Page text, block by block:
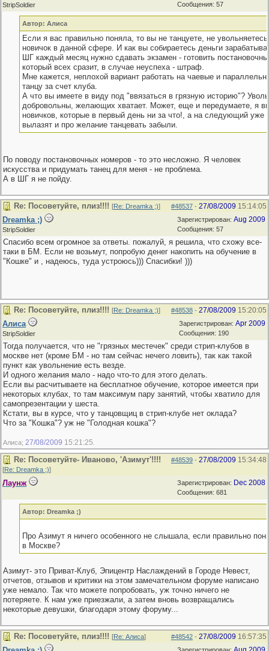
Сообщения: 57
StripSoldier
Автор: Алиса
Если я вас правильно поняла, то вы не танцуете, не
новичок в данной сфере. И как вы собираетесь деньги
ШГ каждый месяц нужно сдавать экзамен - готовить
который всех сразит, в случае неуспеха - штраф.
Мне кажется, неплохой вариант работать на чаевые и
танцу за счет клуба.
А что вы имеете в виду под "ввязаться в грязную историю"?
добровольны, желающих хватает. Может, еще и передумаете, я
новичков, которые в первый день ни за что!, а на следующий уже
вылазят и про желание танцевать забыли.
По поводу постановочных номеров - то это несложно. Я человек
искусства и придумать танец для меня - не проблема.
А в ШГ я не пойду.
#48537 - 27/08/2009 15:14:05
Re: Посоветуйте, плиз!!!! [Re: Dreamka ;)]
Зарегистрирован: Aug 2009
Сообщения: 57
Dreamka ;)
StripSoldier
Спасибо всем огромное за ответы. пожалуй, я решила, что схожу все-
таки в БМ. Если не возьмут, попробую денег накопить на обучение в
"Кошке" и , надеюсь, туда устроюсь))) Спасибки! )))
#48538 - 27/08/2009 15:20:05
Re: Посоветуйте, плиз!!!! [Re: Dreamka ;)]
Зарегистрирован: Apr 2009
Сообщения: 190
Алиса
StripSoldier
Тогда получается, что не "грязных местечек" среди стрип-клубов в
москве нет (кроме БМ - но там сейчас нечего ловить), так как такой
пункт как увольнение есть везде.
И одного желания мало - надо что-то для этого делать.
Если вы расчитываете на бесплатное обучение, которое имеется при
некоторых клубах, то там максимум пару занятий, чтобы хватило для
самопрезентации у шеста.
Кстати, вы в курсе, что у танцовщиц в стрип-клубе нет оклада?
Что за "Кошка"? уж не "Голодная кошка"?
Алиса; 27/08/2009 15:21:25
#48539 - 27/08/2009 15:34:48
Re: Посоветуйте- Иваново, 'Азимут'!!!!
[Re: Dreamka ;)]
Зарегистрирован: Dec 2008
Сообщения: 681
Лаунж
Автор: Dreamka ;)
Про Азимут я ничего особенного не слышала, если правильно
в Москве?
Азимут- это Приват-Клуб, Эпицентр Наслаждений в Городе Невест,
отчетов, отзывов и критики на этом замечательном форуме написано
уже немало. Так что можете попробовать, уж точно ничего не
потеряете. К нам уже приезжали, а затем вновь возвращались
некоторые девушки, благодаря этому форуму...
#48542 - 27/08/2009 16:57:35
Re: Посоветуйте, плиз!!!! [Re: Алиса]